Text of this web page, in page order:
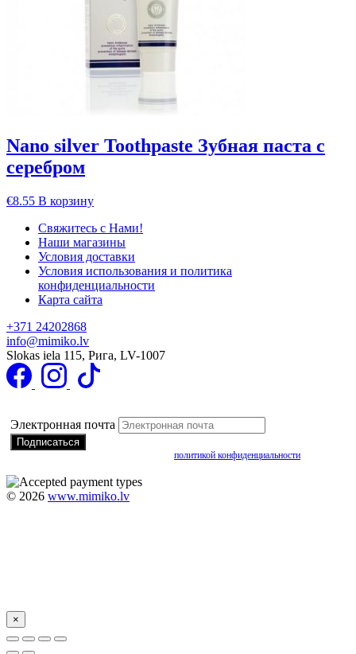
Nano silver Toothpaste Зубная паста с
серебром
€8.55 В корзину
Свяжитесь с Нами!
Наши магазины
Условия доставки
Условия использования и политика
конфиденциальности
Карта сайта
+371 24202868
info@mimiko.lv
Slokas iela 115, Рига, LV-1007
Электронная почта
политикой конфиденциальности
© 2026 www.mimiko.lv
×